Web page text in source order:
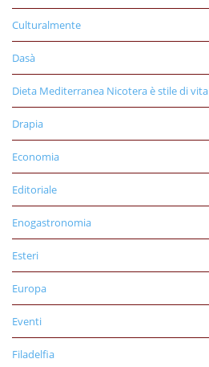
Culturalmente
Dasà
Dieta Mediterranea Nicotera è stile di vita
Drapia
Economia
Editoriale
Enogastronomia
Esteri
Europa
Eventi
Filadelfia